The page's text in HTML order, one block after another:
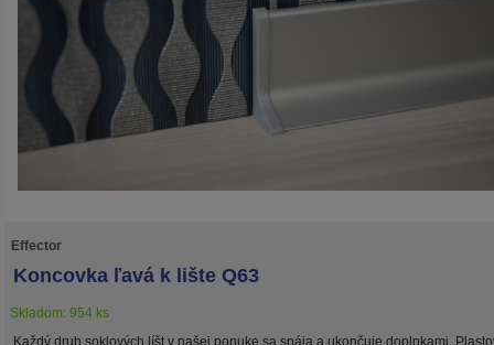
Effector
Koncovka ľavá k lište Q63
Skladom: 954 ks
Každý druh soklových líšt v našej ponuke sa spája a ukončuje doplnkami.